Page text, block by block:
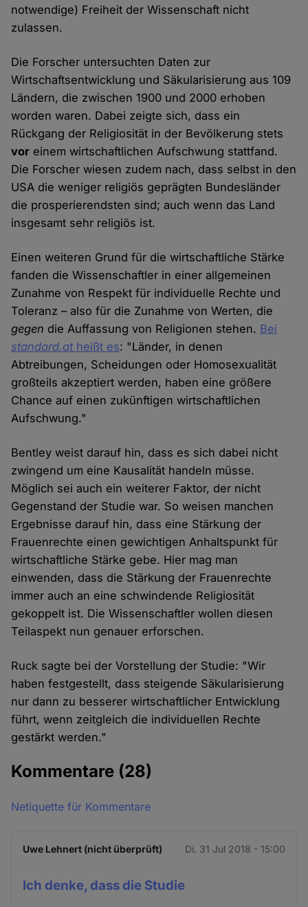
notwendige) Freiheit der Wissenschaft nicht
zulassen.
Die Forscher untersuchten Daten zur
Wirtschaftsentwicklung und Säkularisierung aus 109
Ländern, die zwischen 1900 und 2000 erhoben
worden waren. Dabei zeigte sich, dass ein
Rückgang der Religiosität in der Bevölkerung stets
vor einem wirtschaftlichen Aufschwung stattfand.
Die Forscher wiesen zudem nach, dass selbst in den
USA die weniger religiös geprägten Bundesländer
die prosperierendsten sind; auch wenn das Land
insgesamt sehr religiös ist.
Einen weiteren Grund für die wirtschaftliche Stärke
fanden die Wissenschaftler in einer allgemeinen
Zunahme von Respekt für individuelle Rechte und
Toleranz – also für die Zunahme von Werten, die
gegen die Auffassung von Religionen stehen. Bei
standard.atheißt es: "Länder, in denen
Abtreibungen, Scheidungen oder Homosexualität
großteils akzeptiert werden, haben eine größere
Chance auf einen zukünftigen wirtschaftlichen
Aufschwung."
Bentley weist darauf hin, dass es sich dabei nicht
zwingend um eine Kausalität handeln müsse.
Möglich sei auch ein weiterer Faktor, der nicht
Gegenstand der Studie war. So weisen manchen
Ergebnisse darauf hin, dass eine Stärkung der
Frauenrechte einen gewichtigen Anhaltspunkt für
wirtschaftliche Stärke gebe. Hier mag man
einwenden, dass die Stärkung der Frauenrechte
immer auch an eine schwindende Religiosität
gekoppelt ist. Die Wissenschaftler wollen diesen
Teilaspekt nun genauer erforschen.
Ruck sagte bei der Vorstellung der Studie: "Wir
haben festgestellt, dass steigende Säkularisierung
nur dann zu besserer wirtschaftlicher Entwicklung
führt, wenn zeitgleich die individuellen Rechte
gestärkt werden."
Kommentare (28)
Netiquette für Kommentare
Uwe Lehnert (nicht überprüft) Di. 31 Jul 2018 - 15:00
Ich denke, dass die Studie